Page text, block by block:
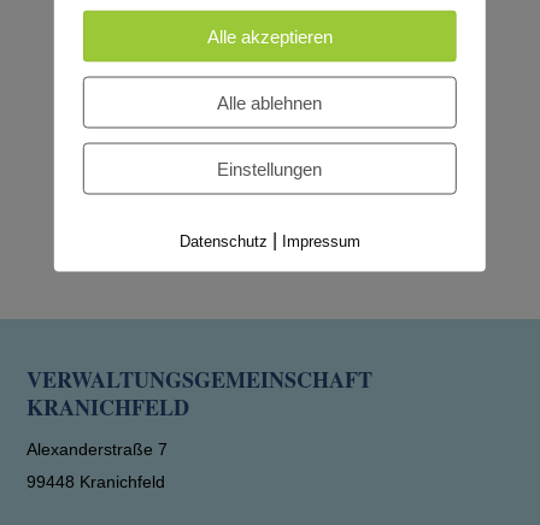
https://www.vhs-th.de/sprachfoerderung-ukraine
Die Beratung erfolgt aufUkrainisch
Russisch.
Ansprechpartnerin für Fragen zum Angebot ist
VERWALTUNGSGEMEINSCHAFT
KRANICHFELD
Alexanderstraße 7
99448 Kranichfeld
Alle akzeptieren
Alle ablehnen
Einstellungen
Datenschutz | Impressum